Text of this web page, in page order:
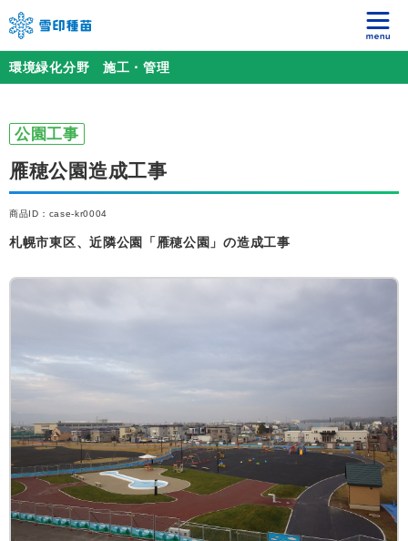
環境緑化分野 施工・管理
公園工事
雁穂公園造成工事
商品ID：case-kr0004
札幌市東区、近隣公園「雁穂公園」の造成工事